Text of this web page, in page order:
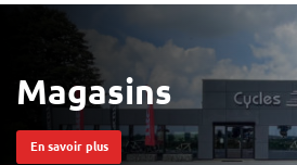
Magasins
En savoir plus